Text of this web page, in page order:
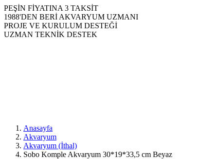
PEŞİN FİYATINA 3 TAKSİT
1988'DEN BERİ AKVARYUM UZMANI
PROJE VE KURULUM DESTEĞİ
UZMAN TEKNİK DESTEK
Anasayfa
Akvaryum
Akvaryum (İthal)
Sobo Komple Akvaryum 30*19*33,5 cm Beyaz